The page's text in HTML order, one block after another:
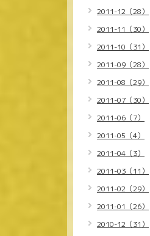
2011-12（28）
2011-11（30）
2011-10（31）
2011-09（28）
2011-08（29）
2011-07（30）
2011-06（7）
2011-05（4）
2011-04（3）
2011-03（11）
2011-02（29）
2011-01（26）
2010-12（31）